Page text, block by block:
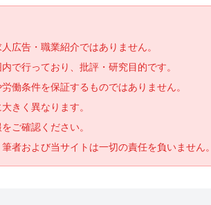
広告・職業紹介ではありません。
で行っており、批評・研究目的です。
働条件を保証するものではありません。
きく異なります。
ご確認ください。
者および当サイトは一切の責任を負いません。